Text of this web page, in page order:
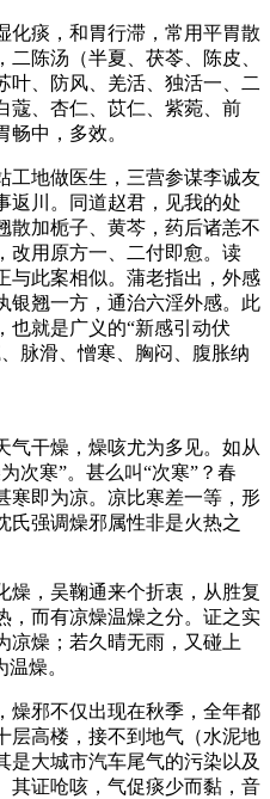
化痰，和胃行滞，常用平胃散
二陈汤（半夏、茯苓、陈皮、
叶、防风、羌活、独活一、二
蔻、杏仁、苡仁、紫菀、前
中，多效。
工地做医生，三营参谋李诚友
返川。同道赵君，见我的处
散加栀子、黄芩，药后诸恙不
改用原方一、二付即愈。读
与此案相似。蒲老指出，外感
银翘一方，通治六淫外感。此
也就是广义的“新感引动伏
脉滑、憎寒、胸闷、腹胀纳
气干燥，燥咳尤为多见。如从
次寒”。甚么叫“次寒”？春
寒即为凉。凉比寒差一等，形
氏强调燥邪属性非是火热之
燥，吴鞠通来个折衷，从胜复
，而有凉燥温燥之分。证之实
凉燥；若久晴无雨，又碰上
燥。
燥邪不仅出现在秋季，全年都
层高楼，接不到地气（水泥地
是大城市汽车尾气的污染以及
其证呛咳，气促痰少而黏，音